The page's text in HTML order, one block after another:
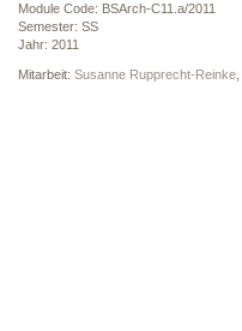
Module Code: BSArch-C11.a/2011
Semester: SS
Jahr: 2011
Mitarbeit: Susanne Rupprecht-Reinke